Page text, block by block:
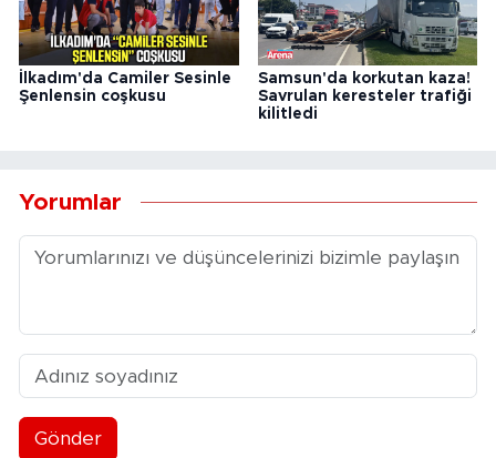
İlkadım'da Camiler Sesinle
Şenlensin coşkusu
Samsun'da korkutan kaza!
Savrulan keresteler trafiği
kilitledi
Yorumlar
Gönder